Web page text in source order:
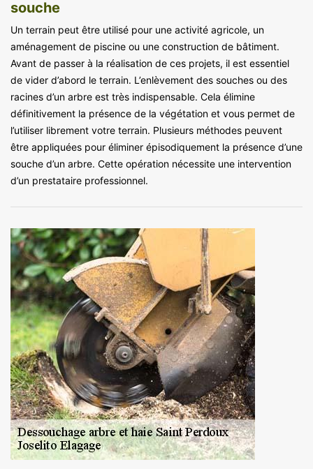
souche
Un terrain peut être utilisé pour une activité agricole, un
aménagement de piscine ou une construction de bâtiment.
Avant de passer à la réalisation de ces projets, il est essentiel
de vider d’abord le terrain. L’enlèvement des souches ou des
racines d’un arbre est très indispensable. Cela élimine
définitivement la présence de la végétation et vous permet de
l’utiliser librement votre terrain. Plusieurs méthodes peuvent
être appliquées pour éliminer épisodiquement la présence d’une
souche d’un arbre. Cette opération nécessite une intervention
d’un prestataire professionnel.